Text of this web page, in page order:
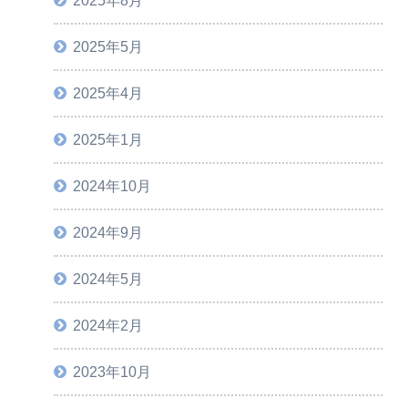
2025年5月
2025年4月
2025年1月
2024年10月
2024年9月
2024年5月
2024年2月
2023年10月